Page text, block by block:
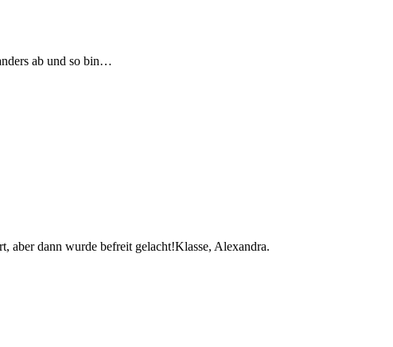
ab und so bin…
aber dann wurde befreit gelacht!Klasse, Alexandra.